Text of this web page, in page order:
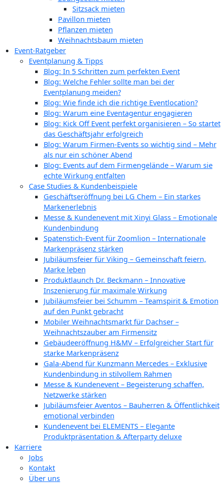
Sitzsack mieten
Pavillon mieten
Pflanzen mieten
Weihnachtsbaum mieten
Event-Ratgeber
Eventplanung & Tipps
Blog: In 5 Schritten zum perfekten Event
Blog: Welche Fehler sollte man bei der
Eventplanung meiden?
Blog: Wie finde ich die richtige Eventlocation?
Blog: Warum eine Eventagentur engagieren
Blog: Kick Off Event perfekt organisieren – So startet
das Geschäftsjahr erfolgreich
Blog: Warum Firmen-Events so wichtig sind – Mehr
als nur ein schöner Abend
Blog: Events auf dem Firmengelände – Warum sie
echte Wirkung entfalten
Case Studies & Kundenbeispiele
Geschäftseröffnung bei LG Chem – Ein starkes
Markenerlebnis
Messe & Kundenevent mit Xinyi Glass – Emotionale
Kundenbindung
Spatenstich-Event für Zoomlion – Internationale
Markenpräsenz stärken
Jubiläumsfeier für Viking – Gemeinschaft feiern,
Marke leben
Produktlaunch Dr. Beckmann – Innovative
Inszenierung für maximale Wirkung
Jubiläumsfeier bei Schumm – Teamspirit & Emotion
auf den Punkt gebracht
Mobiler Weihnachtsmarkt für Dachser –
Weihnachtszauber am Firmensitz
Gebäudeeröffnung H&MV – Erfolgreicher Start für
starke Markenpräsenz
Gala-Abend für Kunzmann Mercedes – Exklusive
Kundenbindung in stilvollem Rahmen
Messe & Kundenevent – Begeisterung schaffen,
Netzwerke stärken
Jubiläumsfeier Aventos – Bauherren & Öffentlichkeit
emotional verbinden
Kundenevent bei ELEMENTS – Elegante
Produktpräsentation & Afterparty deluxe
Karriere
Jobs
Kontakt
Über uns